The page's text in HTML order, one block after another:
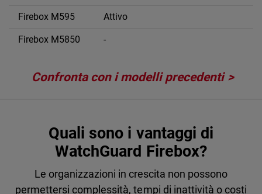
Attivo
-
Confronta con i modelli precedenti
Quali sono i vantaggi di
WatchGuard Firebox?
Le organizzazioni in crescita non possono
permettersi complessità, tempi di inattività o costi